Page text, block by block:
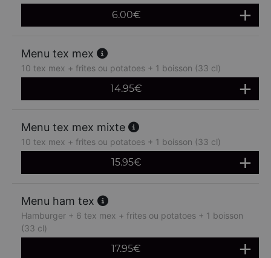
6.00€
Menu tex mex
10 tex mex + frites ou potatoes + 1 boisson (33 cl)
14.95€
Menu tex mex mixte
10 tex mex + frites ou potatoes + 1 boisson (33 cl)
15.95€
Menu ham tex
Hamburger + 6 tex mex + frites ou potatoes + 1 boisson
(33 cl)
17.95€